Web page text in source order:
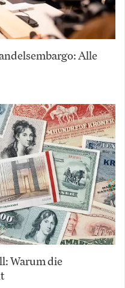
Alle
Warum die